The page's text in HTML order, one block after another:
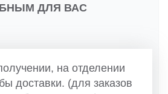
ДЛЯ ВАС
на отделении
доставки. (для заказов